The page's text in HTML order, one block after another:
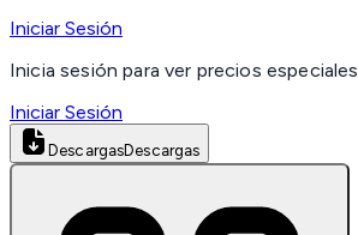
Iniciar Sesión
Inicia sesión para ver precios especiales
Iniciar Sesión
DescargasDescargas